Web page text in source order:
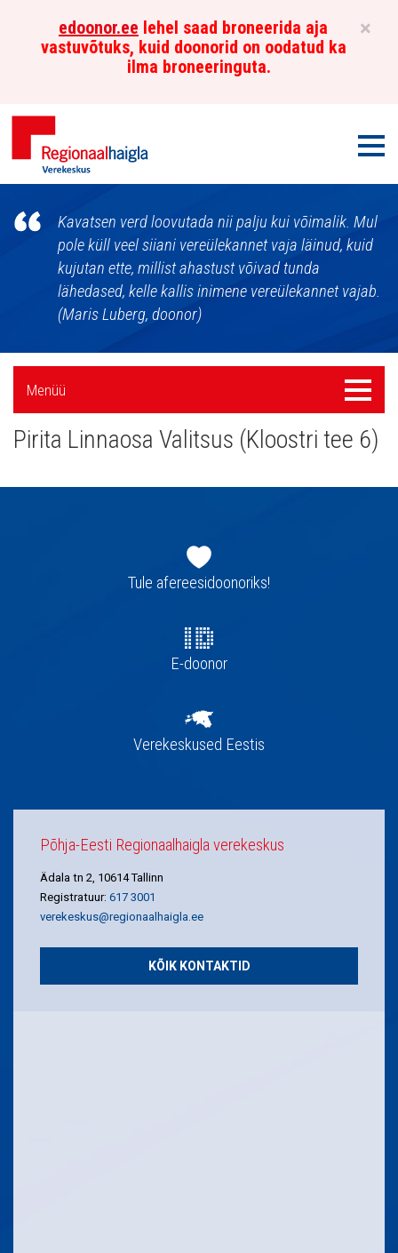
×
edoonor.ee lehel saad broneerida aja
vastuvõtuks, kuid doonorid on oodatud ka
ilma broneeringuta.
Põhja-
Eesti
Regionaalhaigla
Verekeskus
Kavatsen verd loovutada nii palju kui võimalik. Mul
pole küll veel siiani vereülekannet vaja läinud, kuid
kujutan ette, millist ahastust võivad tunda
lähedased, kelle kallis inimene vereülekannet vajab.
(Maris Luberg, doonor)
Külgpaani
navigatsioon
Menüü
Menüü
Pirita Linnaosa Valitsus (Kloostri tee 6)
navigatsioonTule afereesidoonoriks!
E-doonor
Verekeskused Eestis
Põhja-Eesti Regionaalhaigla verekeskus
Ädala tn 2, 10614 Tallinn
Registratuur: 617 3001
verekeskus@regionaalhaigla.ee
KÕIK KONTAKTID